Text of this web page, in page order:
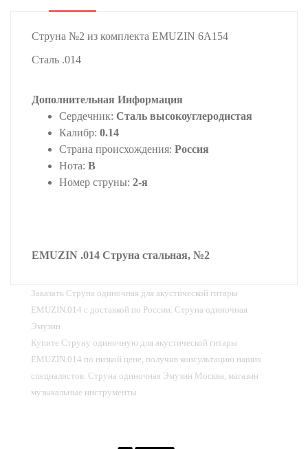
Струна №2 из комплекта EMUZIN 6А154
Сталь .014
Дополнительная Информация
Сердечник: Сталь высокоуглеродистая
Калибр: 0.14
Страна происхождения: Россия
Нота: B
Номер струны: 2-я
EMUZIN .014 Струна стальная, №2
Заказать Струна одиночная для акустической гитары
EMUZIN.014 с доставкой по России. Струна одиночная
Эмузин
Купите Струну одиночную для акустической гитары
EMUZIN.014 по низкой цене, получив консультацию наших
специалистов. Струна одиночная Эмузин Москва, магазин
музыкальные инструменты